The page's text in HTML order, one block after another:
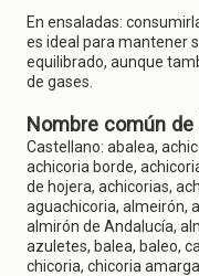
En ensaladas:
es ideal para mantener
equilibrado, aunque
de gases.
Nombre común
Castellano: abalea,
achicoria borde,
de hojera, achicorias,
aguachicoria, almeirón,
almirón de Andalucía,
azuletes, balea, baleo,
chicoria, chicoria